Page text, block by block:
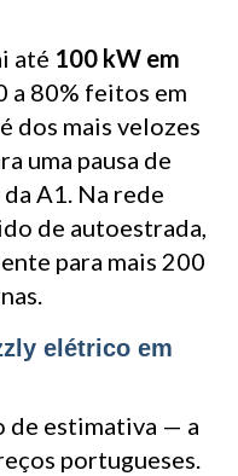
até 100 kW em
a 80% feitos em
dos mais velozes
uma pausa de
A1. Na rede
de autoestrada,
para mais 200
elétrico em
de estimativa — a
portugueses.